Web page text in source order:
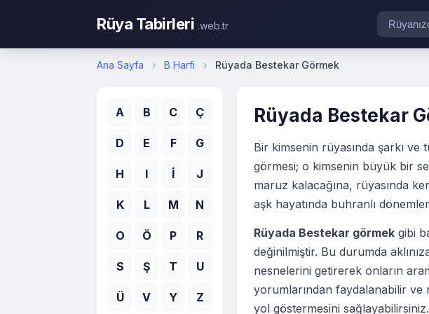
Rüya Tabirleri .web.tr
Ana Sayfa › B Harfi › Rüyada Bestekar Görmek
A B C Ç
D E F G
H I İ J
K L M N
O Ö P R
S Ş T U
Ü V Y Z
Rüyada Bestekar
Bir kimsenin rüyasında şarkı
görmesi; o kimsenin büyük bir
maruz kalacağına, rüyasında
aşk hayatında buhranlı
Rüyada Bestekar görmek gibi
değinilmiştir. Bu durumda
nesnelerini getirerek onların
yorumlarından faydalanabilir ve
yol göstermesini